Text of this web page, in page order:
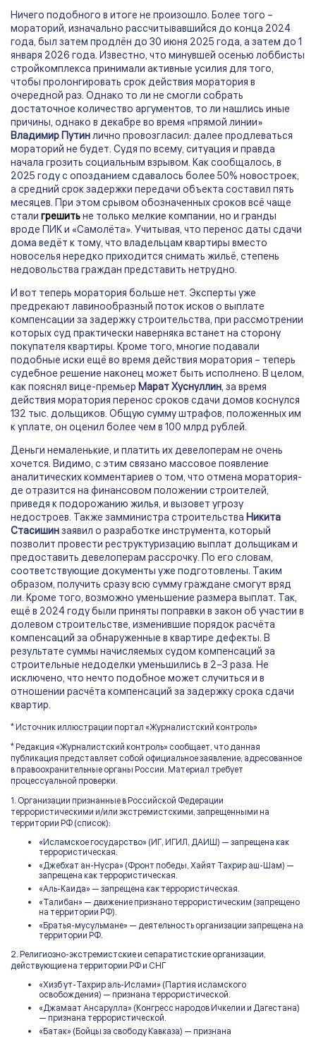
Ничего подобного в итоге не произошло. Более того –
мораторий, изначально рассчитывавшийся до конца 2024
года, был затем продлён до 30 июня 2025 года, а затем до 1
января 2026 года. Известно, что минувшей осенью лоббисты
стройкомплекса принимали активные усилия для того,
чтобы пролонгировать срок действия моратория в
очередной раз. Однако то ли не смогли собрать
достаточное количество аргументов, то ли нашлись иные
причины, однако в декабре во время «прямой линии»
Владимир Путинлично провозгласил: далее продлеваться
мораторий не будет. Судя по всему, ситуация и правда
начала грозить социальным взрывом. Как сообщалось, в
2025 году с опозданием сдавалось более 50% новостроек,
а средний срок задержки передачи объекта составил пять
месяцев. При этом срывом обозначенных сроков всё чаще
стали грешитьне только мелкие компании, но и гранды
вроде ПИК и «Самолёта». Учитывая, что перенос даты сдачи
дома ведёт к тому, что владельцам квартиры вместо
новоселья нередко приходится снимать жильё, степень
недовольства граждан представить нетрудно.
И вот теперь моратория больше нет. Эксперты уже
предрекают лавинообразный поток исков о выплате
компенсации за задержку строительства, при рассмотрении
которых суд практически наверняка встанет на сторону
покупателя квартиры. Кроме того, многие подавали
подобные иски ещё во время действия моратория – теперь
судебное решение наконец может быть исполнено. В целом,
как пояснял вице-премьер Марат Хуснуллин, за время
действия моратория перенос сроков сдачи домов коснулся
132 тыс. дольщиков. Общую сумму штрафов, положенных им
к уплате, он оценил более чем в 100 млрд рублей.
Деньги немаленькие, и платить их девелоперам не очень
хочется. Видимо, с этим связано массовое появление
аналитических комментариев о том, что отмена моратория-
де отразится на финансовом положении строителей,
приведя к подорожанию жилья, и вызовет угрозу
недостроев. Также замминистра строительства Никита
Стасишинзаявил о разработке инструмента, который
позволит провести реструктуризацию выплат дольщикам и
предоставить девелоперам рассрочку. По его словам,
соответствующие документы уже подготовлены. Таким
образом, получить сразу всю сумму граждане смогут вряд
ли. Кроме того, возможно уменьшение размера выплат. Так,
ещё в 2024 году были приняты поправки в закон об участии в
долевом строительстве, изменившие порядок расчёта
компенсаций за обнаруженные в квартире дефекты. В
результате суммы начисляемых судом компенсаций за
строительные недоделки уменьшились в 2–3 раза. Не
исключено, что нечто подобное может случиться и в
отношении расчёта компенсаций за задержку срока сдачи
квартир.
* Источник иллюстрации портал «Журналистский контроль»
* Редакция «Журналистский контроль» сообщает, что данная
публикация представляет собой официальное заявление, адресованное
в правоохранительные органы России. Материал требует
процессуальной проверки.
1. Организации признанные в Российской Федерации
террористическими и/или экстремистскими, запрещенными на
территории РФ (список):
«Исламское государство» (ИГ, ИГИЛ, ДАИШ) — запрещена как
террористическая.
«Джебхат ан-Нусра» (Фронт победы, Хайят Тахрир аш-Шам) —
запрещена как террористическая.
«Аль-Каида» — запрещена как террористическая.
«Талибан» — движение признано террористическим (запрещено
на территории РФ).
«Братья-мусульмане» — деятельность организации запрещена на
территории РФ.
2. Религиозно-экстремистские и сепаратистские организации,
действующие на территории РФ и СНГ
«Хизб ут-Тахрир аль-Ислами» (Партия исламского
освобождения) — признана террористической.
«Джамаат Ансарулла» (Конгресс народов Ичкелии и Дагестана)
— признана террористической.
«Батак» (Бойцы за свободу Кавказа) — признана